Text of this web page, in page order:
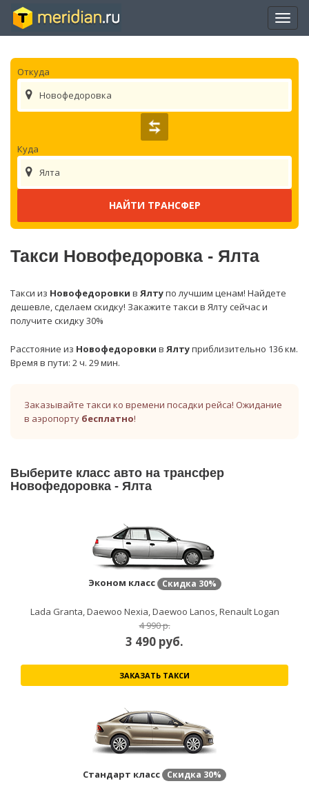
Откуда
Новофедоровка
Куда
Ялта
Такси Новофедоровка - Ялта
Такси из Новофедоровки в Ялтупо лучшим ценам! Найдете
дешевле, сделаем скидку! Закажите такси в Ялту сейчас и
получите скидку 30%
Расстояние из Новофедоровки в Ялтуприблизительно 136 км.
Время в пути: 2 ч. 29 мин.
Заказывайте такси ко времени посадки рейса! Ожидание
в аэропорту бесплатно!
Выберите класс авто на трансфер
Новофедоровка - Ялта
Эконом класс Скидка 30%
Lada Granta, Daewoo Nexia, Daewoo Lanos, Renault Logan
4 990 р.
3 490 руб.
ЗАКАЗАТЬ ТАКСИ
Стандарт класс Скидка 30%